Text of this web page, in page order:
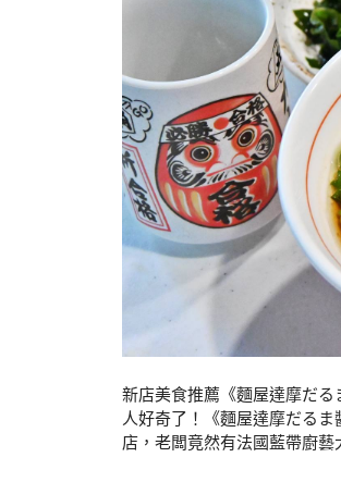
新店美食推薦《麵屋達摩だ
人好奇了！《麵屋達摩だる
店，老闆竟然有法國藍帶廚